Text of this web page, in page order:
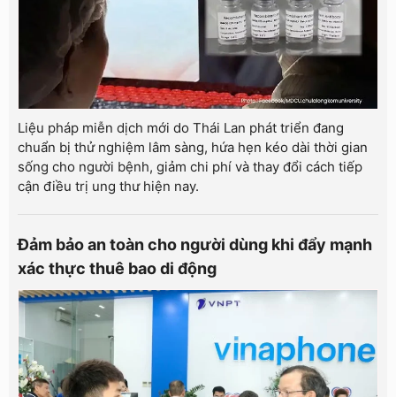
Liệu pháp miễn dịch mới do Thái Lan phát triển đang
chuẩn bị thử nghiệm lâm sàng, hứa hẹn kéo dài thời gian
sống cho người bệnh, giảm chi phí và thay đổi cách tiếp
cận điều trị ung thư hiện nay.
Đảm bảo an toàn cho người dùng khi đẩy mạnh
xác thực thuê bao di động